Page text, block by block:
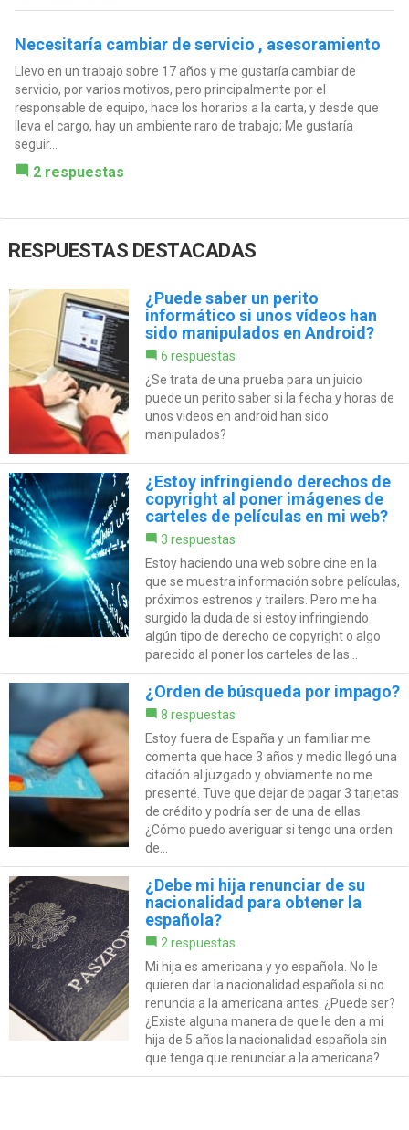
Necesitaría cambiar de servicio , asesoramiento
Llevo en un trabajo sobre 17 años y me gustaría cambiar de
servicio, por varios motivos, pero principalmente por el
responsable de equipo, hace los horarios a la carta, y desde que
lleva el cargo, hay un ambiente raro de trabajo; Me gustaría
seguir...
2 respuestas
RESPUESTAS DESTACADAS
¿Puede saber un perito
informático si unos vídeos han
sido manipulados en Android?
6 respuestas
¿Se trata de una prueba para un juicio
puede un perito saber si la fecha y horas de
unos videos en android han sido
manipulados?
¿Estoy infringiendo derechos de
copyright al poner imágenes de
carteles de películas en mi web?
3 respuestas
Estoy haciendo una web sobre cine en la
que se muestra información sobre películas,
próximos estrenos y trailers. Pero me ha
surgido la duda de si estoy infringiendo
algún tipo de derecho de copyright o algo
parecido al poner los carteles de las...
¿Orden de búsqueda por impago?
8 respuestas
Estoy fuera de España y un familiar me
comenta que hace 3 años y medio llegó una
citación al juzgado y obviamente no me
presenté. Tuve que dejar de pagar 3 tarjetas
de crédito y podría ser de una de ellas.
¿Cómo puedo averiguar si tengo una orden
de...
¿Debe mi hija renunciar de su
nacionalidad para obtener la
española?
2 respuestas
Mi hija es americana y yo española. No le
quieren dar la nacionalidad española si no
renuncia a la americana antes. ¿Puede ser?
¿Existe alguna manera de que le den a mi
hija de 5 años la nacionalidad española sin
que tenga que renunciar a la americana?